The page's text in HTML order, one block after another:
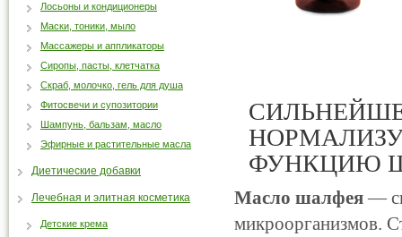
ФУНКЦИЮ
Масло шалфея—
микроорганизмов.
Лосьоны и кондиционеры
Маски, тоники, мыло
Массажеры и аппликаторы
Сиропы, пасты, клетчатка
Скраб, молочко, гель для душа
Фитосвечи и супозитории
Шампунь, бальзам, масло
Эфирные и растительные масла
Диетические добавки
Лечебная и элитная косметика
Детские крема